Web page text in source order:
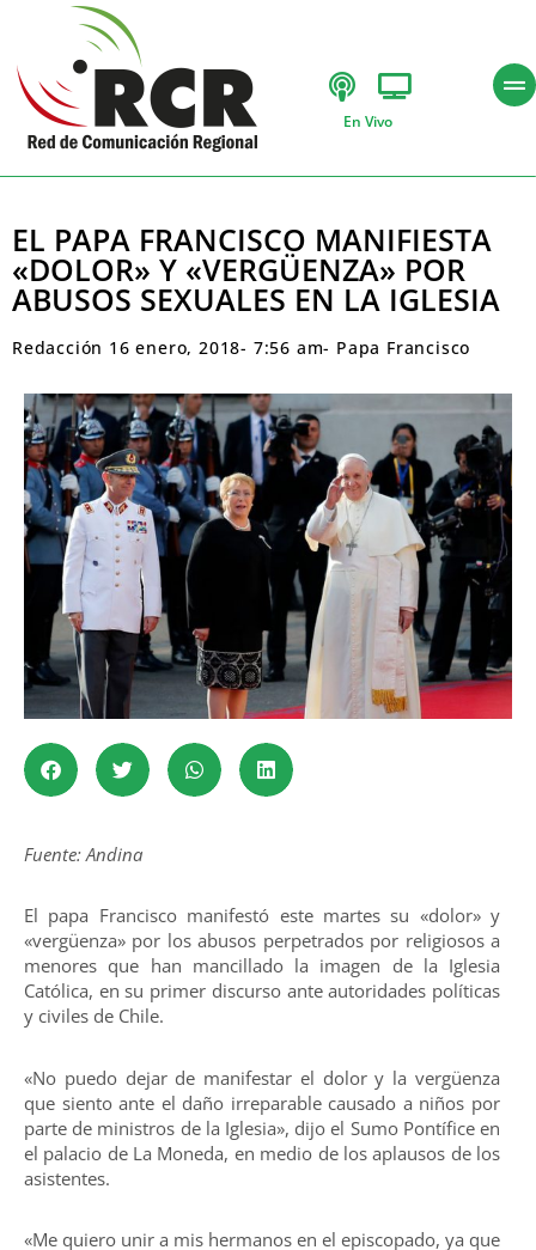
En Vivo
EL PAPA FRANCISCO MANIFIESTA
«DOLOR» Y «VERGÜENZA» POR
ABUSOS SEXUALES EN LA IGLESIA
Redacción 16 enero, 2018- 7:56 am- Papa Francisco
Fuente: Andina
El papa Francisco manifestó este martes su «dolor» y
«vergüenza» por los abusos perpetrados por religiosos a
menores que han mancillado la imagen de la Iglesia
Católica, en su primer discurso ante autoridades políticas
y civiles de Chile.
«No puedo dejar de manifestar el dolor y la vergüenza
que siento ante el daño irreparable causado a niños por
parte de ministros de la Iglesia», dijo el Sumo Pontífice en
el palacio de La Moneda, en medio de los aplausos de los
asistentes.
«Me quiero unir a mis hermanos en el episcopado, ya que